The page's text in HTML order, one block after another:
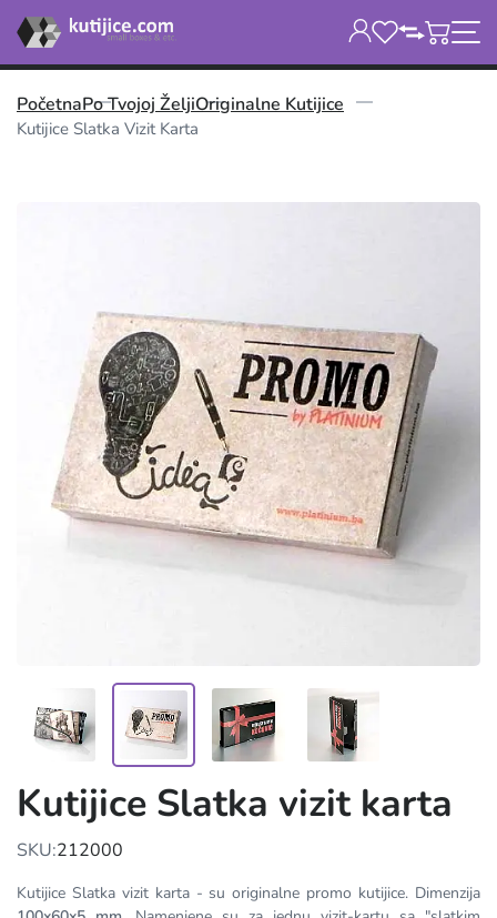
PočetnaPo Tvojoj ŽeljiOriginalne Kutijice
Kutijice Slatka Vizit Karta
Kutijice Slatka vizit karta
SKU:212000
Kutijice Slatka vizit karta - su originalne promo kutijice. Dimenzija